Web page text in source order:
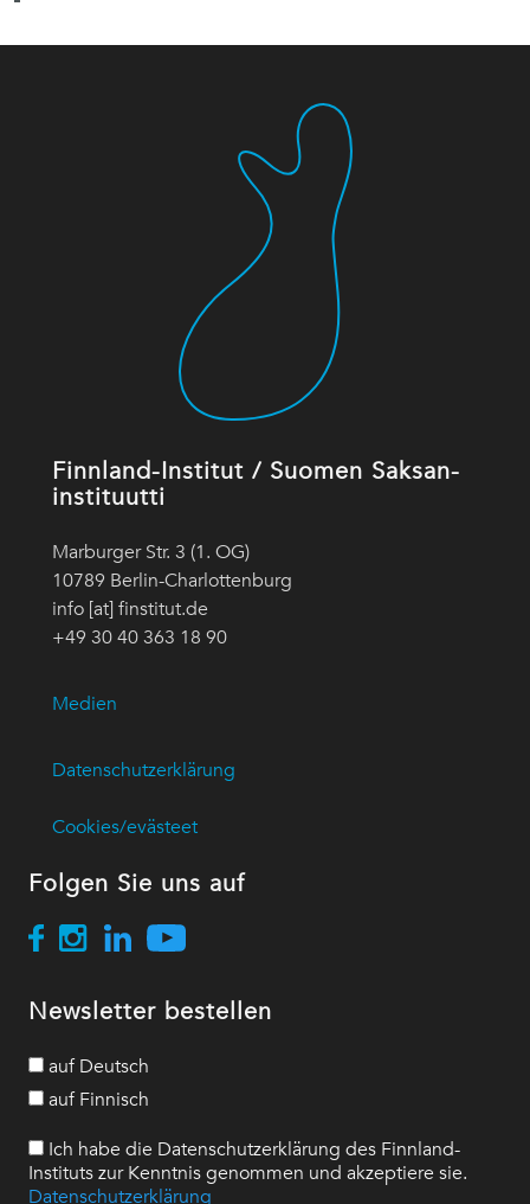
Finnland-Institut / Suomen Saksan-
instituutti
Marburger Str. 3 (1. OG)
10789 Berlin-Charlottenburg
info [at] finstitut.de
+49 30 40 363 18 90
Medien
Datenschutzerklärung
Cookies/evästeet
Folgen Sie uns auf
Newsletter bestellen
auf Deutsch
auf Finnisch
Ich habe die Datenschutzerklärung des Finnland-
Instituts zur Kenntnis genommen und akzeptiere sie.
Datenschutzerklärung